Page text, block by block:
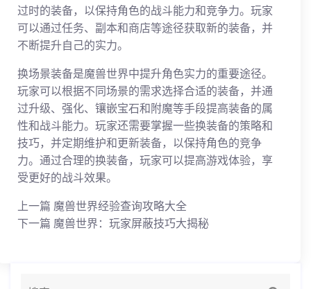
过时的装备，以保持角色的战斗能力和竞争力。玩家
可以通过任务、副本和商店等途径获取新的装备，并
不断提升自己的实力。
换场景装备是魔兽世界中提升角色实力的重要途径。
玩家可以根据不同场景的需求选择合适的装备，并通
过升级、强化、镶嵌宝石和附魔等手段提高装备的属
性和战斗能力。玩家还需要掌握一些换装备的策略和
技巧，并定期维护和更新装备，以保持角色的竞争
力。通过合理的换装备，玩家可以提高游戏体验，享
受更好的战斗效果。
上一篇 魔兽世界经验查询攻略大全
下一篇 魔兽世界：玩家屏蔽技巧大揭秘